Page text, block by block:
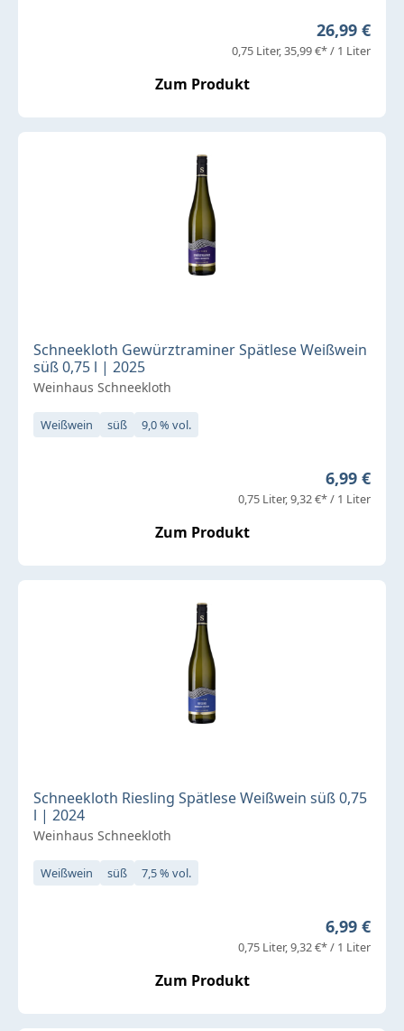
Regulärer
26,99 €
0,75 Liter 35,99 €* / 1 Liter
Zum Produkt
Schneekloth Gewürztraminer Spätlese Weißwein
süß 0,75 l | 2025
Weinhaus Schneekloth
Weißwein süß 9,0 % vol.
Regulärer
6,99 €
0,75 Liter 9,32 €* / 1 Liter
Zum Produkt
Schneekloth Riesling Spätlese Weißwein süß 0,75
l | 2024
Weinhaus Schneekloth
Weißwein süß 7,5 % vol.
Regulärer
6,99 €
0,75 Liter 9,32 €* / 1 Liter
Zum Produkt